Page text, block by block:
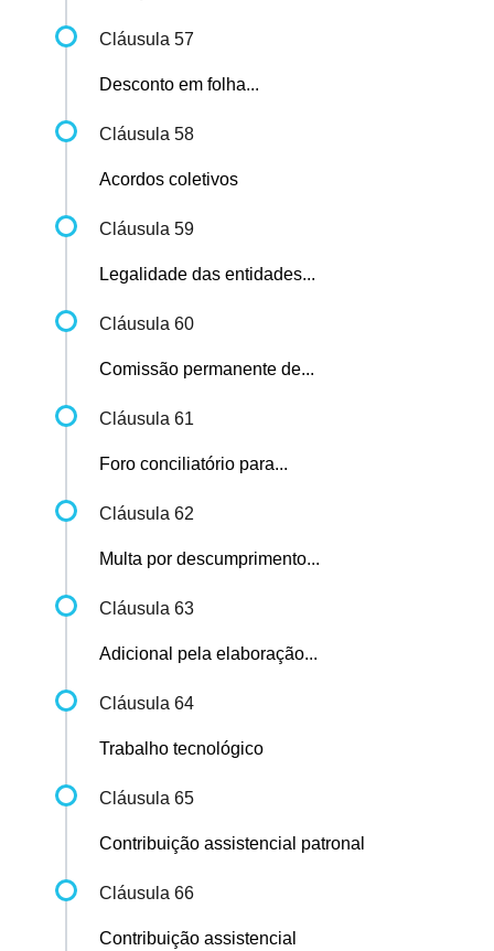
Cláusula 57
Desconto em folha...
Cláusula 58
Acordos coletivos
Cláusula 59
Legalidade das entidades...
Cláusula 60
Comissão permanente de...
Cláusula 61
Foro conciliatório para...
Cláusula 62
Multa por descumprimento...
Cláusula 63
Adicional pela elaboração...
Cláusula 64
Trabalho tecnológico
Cláusula 65
Contribuição assistencial patronal
Cláusula 66
Contribuição assistencial